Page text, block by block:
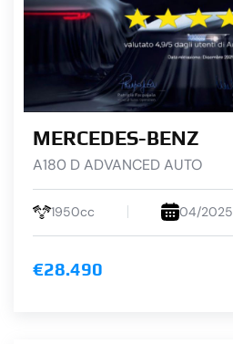
MERCEDES-BENZ
A180 D ADVANCED AUTO
1950cc 04/2025
€28.490